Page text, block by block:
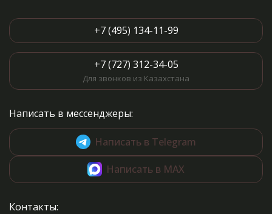
+7 (495) 134-11-99
+7 (727) 312-34-05
Для звонков из Казахстана
Написать в мессенджеры:
Написать в Telegram
Написать в MAX
Контакты: